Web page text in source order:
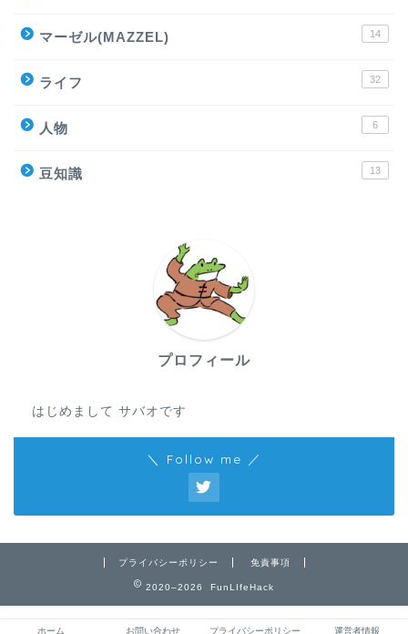
マーゼル(MAZZEL) 14
ライフ 32
人物 6
豆知識 13
プロフィール
はじめまして サバオです
＼ Follow me ／
プライバシーポリシー 免責事項
2020–2026 FunLIfeHack
ホーム お問い合わせ プライバシーポリシー 運営者情報